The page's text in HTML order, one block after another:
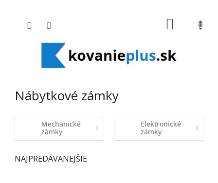
Nábytkové zámky
Mechanické
zámky
Elektronické
zámky
NAJPREDÁVANEJŠIE